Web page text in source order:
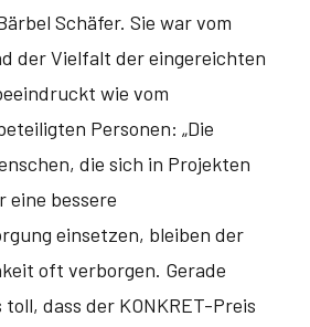
Schäfer. Sie war vom
der Vielfalt der eingereichten
wie vom
Personen: „Die
die sich in Projekten
bessere
einsetzen, bleiben der
oft verborgen. Gerade
dass der KONKRET-Preis